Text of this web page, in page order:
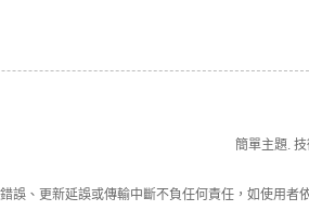
簡單主題. 技
誤、更新延誤或傳輸中斷不負任何責任，如使用者